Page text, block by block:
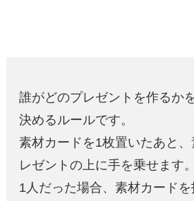
誰がどのプレゼントを作るか
決めるルールです。
素材カードを1枚置いたあと
レゼントの上に手を乗せます。
1人だった場合、素材カード